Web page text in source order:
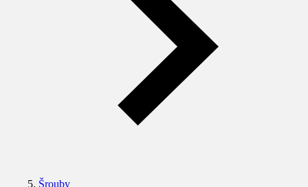
Šrouby